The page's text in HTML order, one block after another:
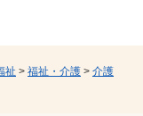
祉 > 福祉・介護 > 介護